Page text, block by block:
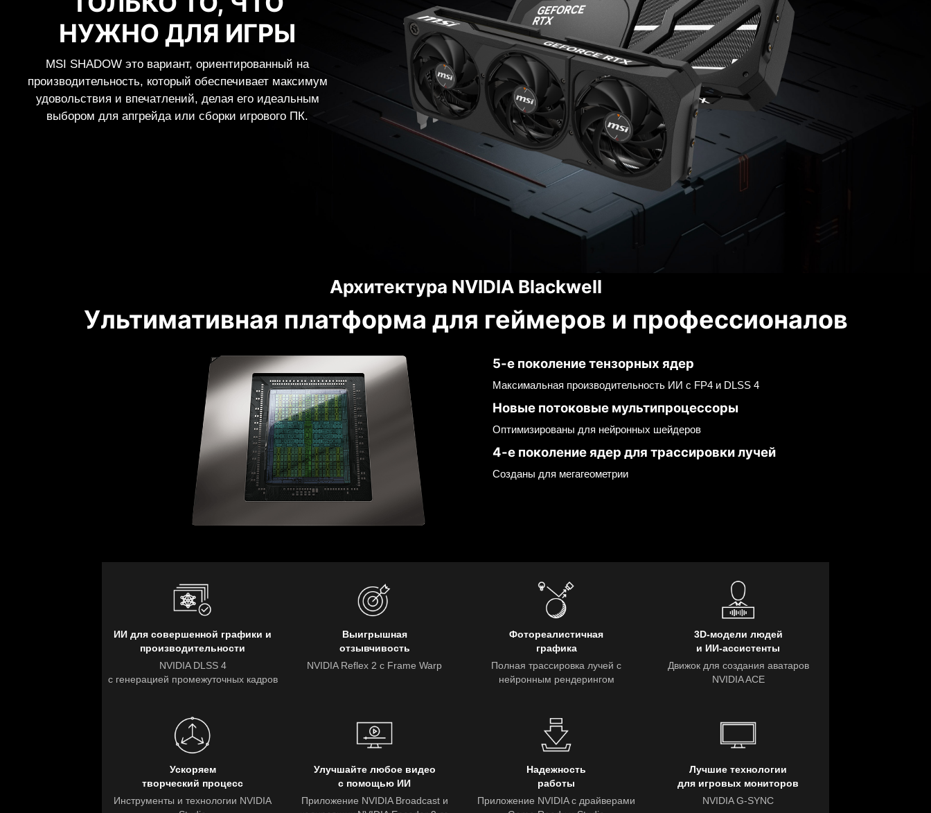
НУЖНО ДЛЯ ИГРЫ
MSI SHADOW это вариант, ориентированный на
производительность, который обеспечивает максимум
удовольствия и впечатлений, делая его идеальным
выбором для апгрейда или сборки игрового ПК.
Архитектура NVIDIA Blackwell
Ультимативная платформа для геймеров и профессионалов
5-е поколение тензорных ядер
Максимальная производительность ИИ с FP4 и DLSS 4
Новые потоковые мультипроцессоры
Оптимизированы для нейронных шейдеров
4-е поколение ядер для трассировки лучей
Созданы для мегагеометрии
ИИ для совершенной графики и
производительности
NVIDIA DLSS 4
с генерацией промежуточных кадров
Выигрышная
отзывчивость
NVIDIA Reflex 2 с Frame Warp
Фотореалистичная
графика
Полная трассировка лучей с
нейронным рендерингом
3D-модели людей
и ИИ-ассистенты
Движок для создания аватаров
NVIDIA ACE
Ускоряем
творческий процесс
Инструменты и технологии NVIDIA
Улучшайте любое видео
с помощью ИИ
Приложение NVIDIA Broadcast и
Надежность
работы
Приложение NVIDIA с драйверами
Лучшие технологии
для игровых мониторов
NVIDIA G-SYNC